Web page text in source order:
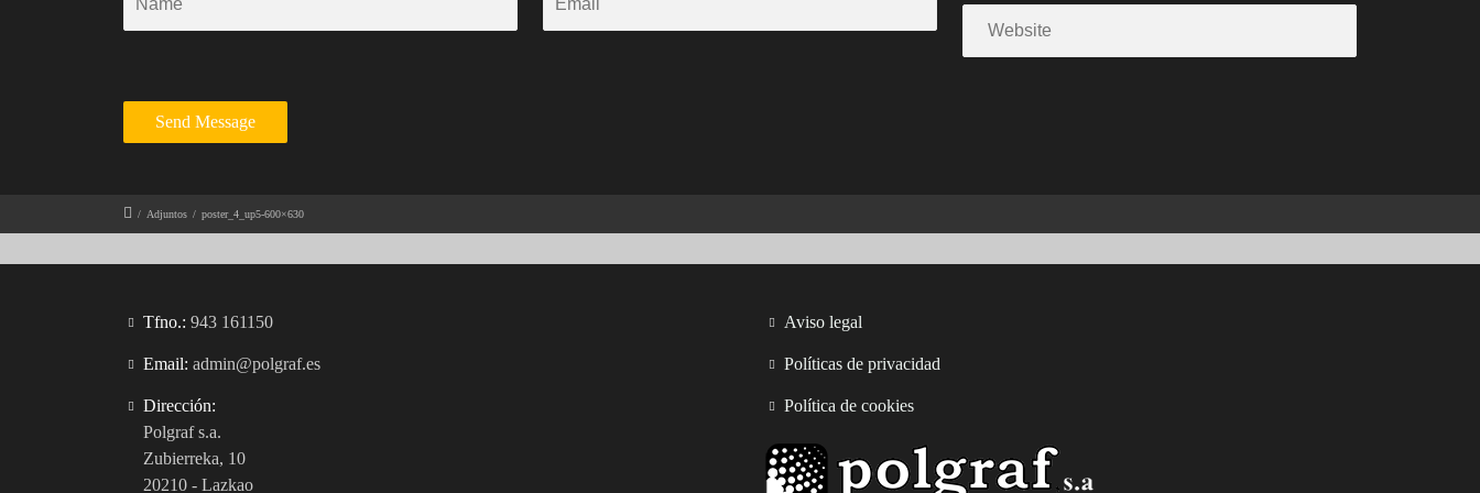
/ Adjuntos / poster_4_up5-600×630
Tfno.: 943 161150
Email: admin@polgraf.es
Dirección:
Polgraf s.a.
Zubierreka, 10
20210 - Lazkao
Aviso legal
Políticas de privacidad
Política de cookies